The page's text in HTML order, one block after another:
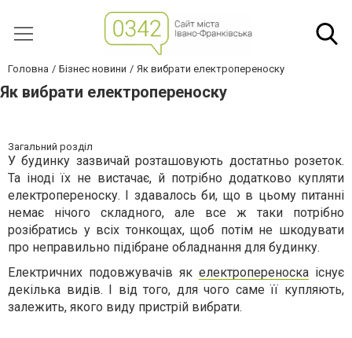
Головна Бізнес новини Як вибрати електропереноску
Як вибрати електропереноску
Загальний розділ
У будинку зазвичай розташовують достатньо розеток.
Та іноді їх не вистачає, й потрібно додатково купляти
електропереноску. І здавалось би, що в цьому питанні
немає нічого складного, але все ж таки потрібно
розібратись у всіх тонкощах, щоб потім не шкодувати
про неправильно підібране обладнання для будинку.
Електричних подовжувачів як електропереноска існує
декілька видів. І від того, для чого саме її купляють,
залежить, якого виду пристрій вибрати.